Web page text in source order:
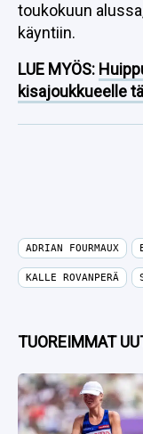
toukokuun
käyntiin.
LUE MYÖS:
kisajoukkueelle
ADRIAN FOURMAUX
KALLE ROVANPERÄ
TUOREIMMAT